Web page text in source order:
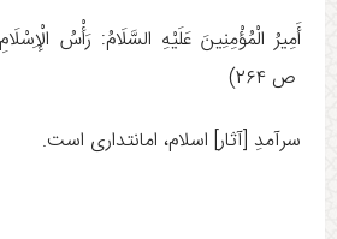
أَمِيرُ الْمُؤْمِنِينَ عَلَيْهِ السَّلَامُ: رَأْسُ
ص ۲۶۴)
سرآمدِ [آثار] اسلام، امانتدارى است.